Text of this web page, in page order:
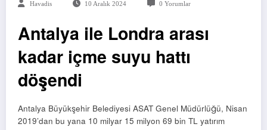
Havadis 10 Aralık 2024 0 Yorumlar
Antalya ile Londra arası
kadar içme suyu hattı
döşendi
Antalya Büyükşehir Belediyesi ASAT Genel Müdürlüğü, Nisan
2019’dan bu yana 10 milyar 15 milyon 69 bin TL yatırım